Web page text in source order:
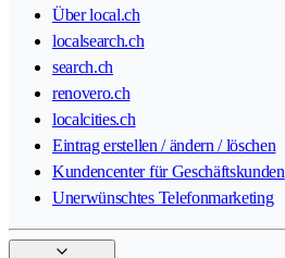
Über local.ch
localsearch.ch
search.ch
renovero.ch
localcities.ch
Eintrag erstellen / ändern / löschen
Kundencenter für Geschäftskunden
Unerwünschtes Telefonmarketing